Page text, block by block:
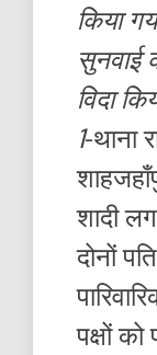
किया
सुनवाई
विदा
1-थाना
शादी
दोनों
पक्षों